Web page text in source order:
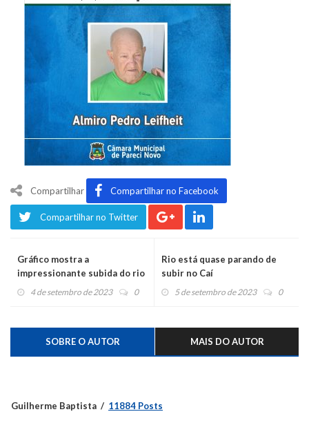
Compartilhar Compartilhar no Facebook
Compartilhar no Twitter
Gráfico mostra a
impressionante subida do rio
no Caí4 de setembro de 2023 0
Rio está quase parando de
subir no Caí
5 de setembro de 2023 0
SOBRE O AUTOR MAIS DO AUTOR
Guilherme Baptista 11884 Posts